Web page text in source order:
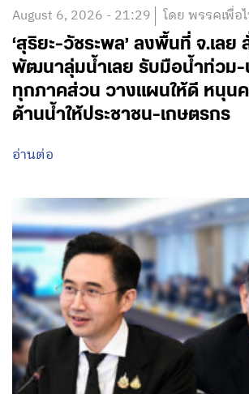
August 6, 2026 - 21:29 โดย พรรคเพื่อ
‘สุริยะ-วัชระพล’ ลงพื้นที่ จ.เลย
พัฒนาลุ่มน้ำเลย รับมือน้ำท่วม-
ทุกภาคส่วน วางแผนให้ดี หนุน
ด้านน้ำให้ประชาชน-เกษตรกร
อ่านต่อ